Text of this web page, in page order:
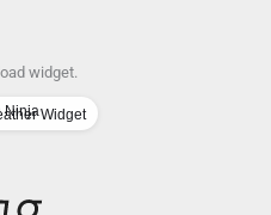
widget.
Widget